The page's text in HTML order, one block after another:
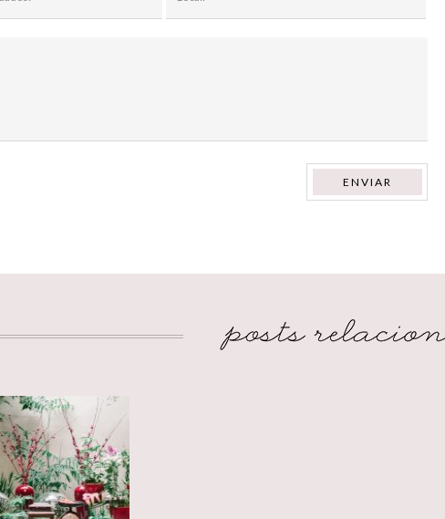
ENVIAR